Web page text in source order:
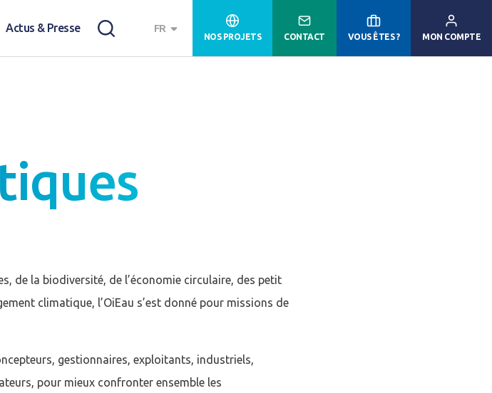
Actus & Presse FR
NOS PROJETS CONTACT VOUS ÊTES ? MON COMPTE
de la biodiversité, de l’économie circulaire, des petit
climatique, l’OiEau s’est donné pour missions de
gestionnaires, exploitants, industriels,
pour mieux confronter ensemble les